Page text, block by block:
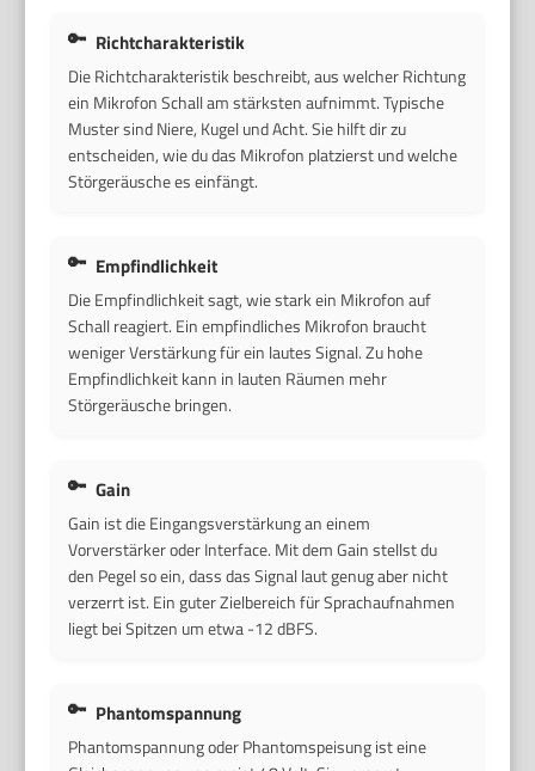
Richtcharakteristik
Die Richtcharakteristik beschreibt, aus welcher Richtung
ein Mikrofon Schall am stärksten aufnimmt. Typische
Muster sind Niere, Kugel und Acht. Sie hilft dir zu
entscheiden, wie du das Mikrofon platzierst und welche
Störgeräusche es einfängt.
Empfindlichkeit
Die Empfindlichkeit sagt, wie stark ein Mikrofon auf
Schall reagiert. Ein empfindliches Mikrofon braucht
weniger Verstärkung für ein lautes Signal. Zu hohe
Empfindlichkeit kann in lauten Räumen mehr
Störgeräusche bringen.
Gain
Gain ist die Eingangsverstärkung an einem
Vorverstärker oder Interface. Mit dem Gain stellst du
den Pegel so ein, dass das Signal laut genug aber nicht
verzerrt ist. Ein guter Zielbereich für Sprachaufnahmen
liegt bei Spitzen um etwa -12 dBFS.
Phantomspannung
Phantomspannung oder Phantomspeisung ist eine